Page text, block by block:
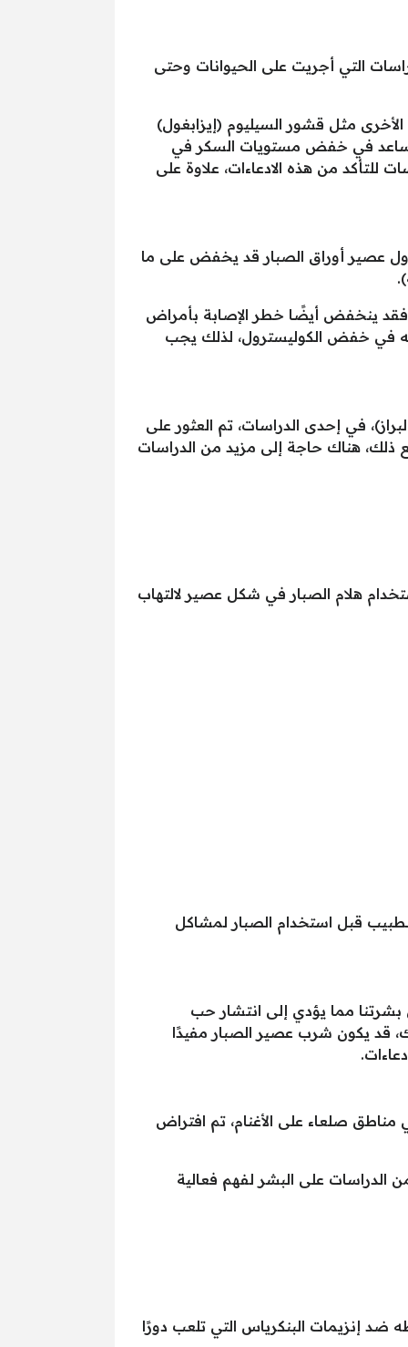
التي أجريت على الحيوانات وحتى
مثل قشور السيليوم (إيزابغول)
يساعد في خفض مستويات السكر في
من هذه الادعاءات، علاوة على
عصير أوراق الصبار قد يخفض على ما
ينخفض ​​أيضًا خطر الإصابة بأمراض
في خفض الكوليسترول، لذلك يجب
في إحدى الدراسات، تم العثور على
هناك حاجة إلى مزيد من الدراسات
هلام الصبار في شكل عصير لالتهاب
قبل استخدام الصبار لمشاكل
مما يؤدي إلى انتشار حب
قد يكون شرب عصير الصبار مفيدًا
صلعاء على الأغنام، تم افتراض
على البشر لفهم فعالية
ضد إنزيمات البنكرياس التي تلعب دورًا